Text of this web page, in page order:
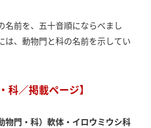
名前を、五十音順にならべまし
は、動物門と科の名前を示してい
科／掲載ページ】
物門・科）軟体・イロウミウシ科